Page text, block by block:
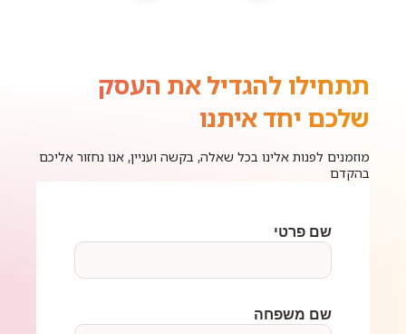
תתחילו להגדיל את העסק
שלכם יחד איתנו
מוזמנים לפנות אלינו בכל שאלה, בקשה ועניין, אנו נחזור אליכם
בהקדם